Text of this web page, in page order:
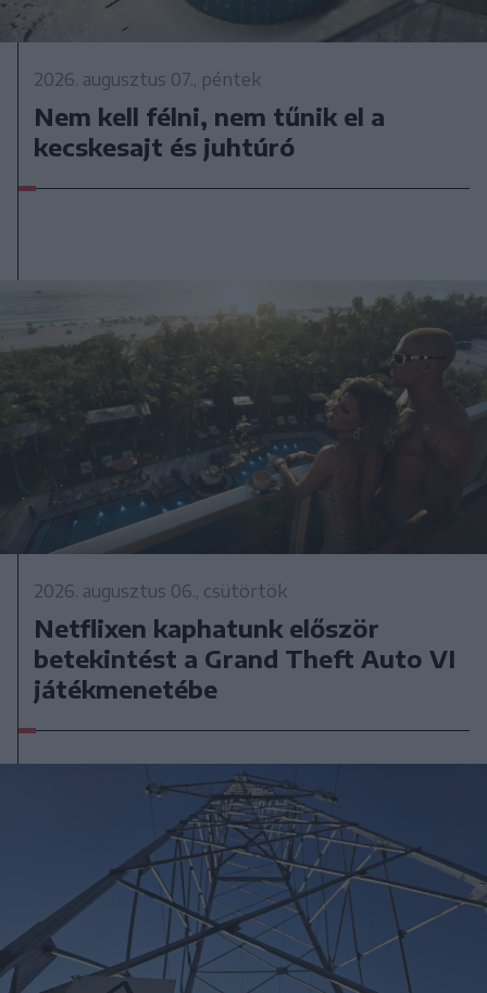
2026. augusztus 07., péntek
Nem kell félni, nem tűnik el a
kecskesajt és juhtúró
2026. augusztus 06., csütörtök
Netflixen kaphatunk először
betekintést a Grand Theft Auto VI
játékmenetébe